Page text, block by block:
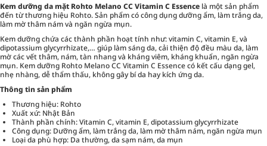
Kem dưỡng da mặt Rohto Melano CC Vitamin C Essence là một sản phẩm
đến từ thương hiệu Rohto. Sản phẩm có công dụng dưỡng ẩm, làm trắng da,
làm mờ thâm nám và ngăn ngừa mụn.
Kem dưỡng chứa các thành phần hoạt tính như: vitamin C, vitamin E, và
dipotassium glycyrrhizate,… giúp làm sáng da, cải thiện độ đều màu da, làm
mờ các vết thâm, nám, tàn nhang và kháng viêm, kháng khuẩn, ngăn ngừa
mụn. Kem dưỡng Rohto Melano CC Vitamin C Essence có kết cấu dạng gel,
nhẹ nhàng, dễ thẩm thấu, không gây bí da hay kích ứng da.
Thông tin sản phẩm
Thương hiệu: Rohto
Xuất xứ: Nhật Bản
Thành phần chính: Vitamin C, vitamin E, dipotassium glycyrrhizate
Công dụng: Dưỡng ẩm, làm trắng da, làm mờ thâm nám, ngăn ngừa mụn
Loại da phù hợp: Da thường, da sạm nám, da mụn